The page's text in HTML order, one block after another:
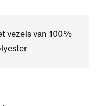
vezels van 100%